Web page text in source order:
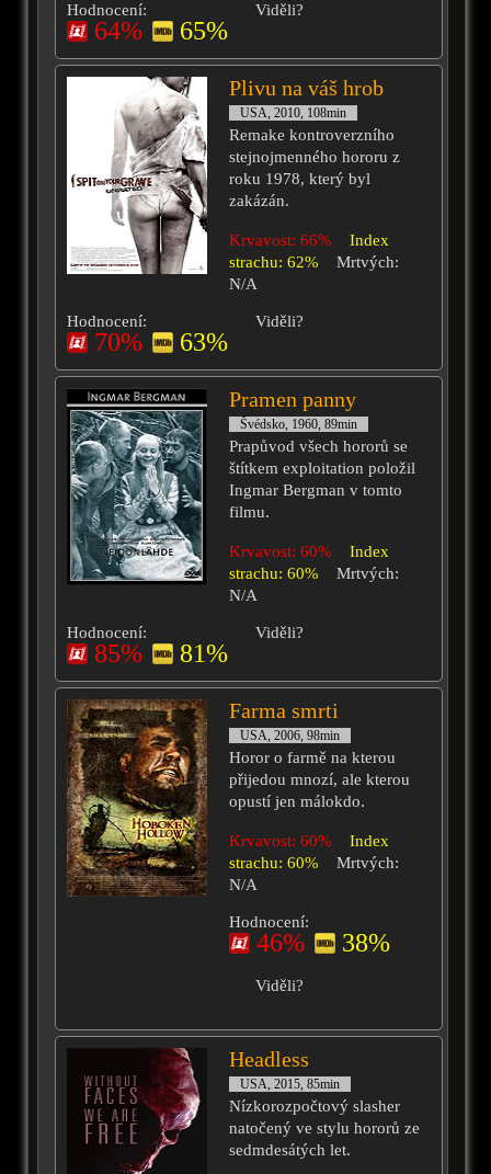
Hodnocení:
64% 65%
Viděli?
Plivu na váš hrob
USA, 2010, 108min
Remake kontroverzního
stejnojmenného hororu z
roku 1978, který byl
zakázán.
Krvavost: 66%
Index
strachu: 62%
Mrtvých:
N/A
Hodnocení:
70% 63%
Viděli?
Pramen panny
Švédsko, 1960, 89min
Prapůvod všech hororů se
štítkem exploitation položil
Ingmar Bergman v tomto
filmu.
Krvavost: 60%
Index
strachu: 60%
Mrtvých:
N/A
Hodnocení:
85% 81%
Viděli?
Farma smrti
USA, 2006, 98min
Horor o farmě na kterou
přijedou mnozí, ale kterou
opustí jen málokdo.
Krvavost: 60%
Index
strachu: 60%
Mrtvých:
N/A
Hodnocení:
46% 38%
Viděli?
Headless
USA, 2015, 85min
Nízkorozpočtový slasher
natočený ve stylu hororů ze
sedmdesátých let.